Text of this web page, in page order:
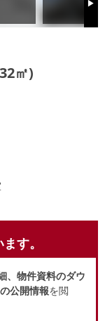
Next
㎡)
す。
、物件資料のダウ
公開情報を閲